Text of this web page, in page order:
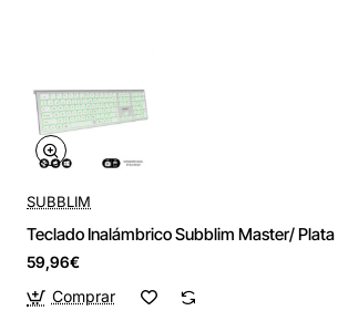
SUBBLIM
Teclado Inalámbrico Subblim Master/ Plata
59,96€
Comprar